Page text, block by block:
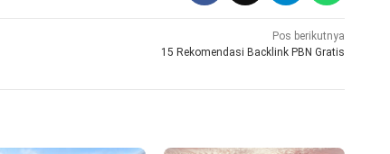
Pos berikutnya
15 Rekomendasi Backlink PBN Gratis